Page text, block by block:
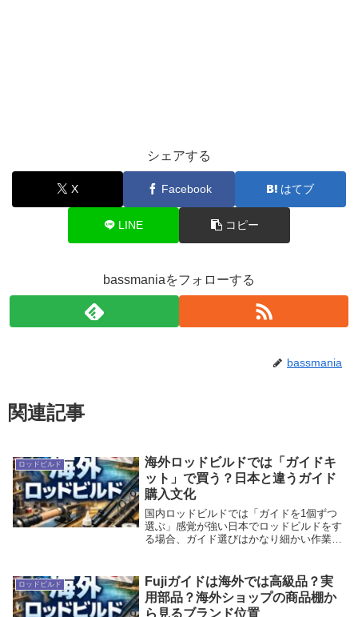
シェアする
X Facebook はてブ
LINE コピー
bassmaniaをフォローする
bassmania
関連記事
ロッドビルド
海外ロッドビルドでは「ガイドキ
ット」で買う？日本と違うガイド
購入文化
国内ロッドビルドでは「ガイドを1個ずつ
選ぶ」感覚が強い日本でロッドビルドをす
る場合、ガイド選びはかなり細かい作業に
る。SiC、トルザイト、アルコナイトなど
を選ぶ...
ロッドビルド
Fujiガイドは海外では高級品？実
用部品？海外ショップの商品棚か
ら見るブランド位置